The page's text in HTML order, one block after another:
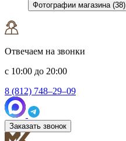
Фотографии магазина (38)
Отвечаем на звонки
с 10:00 до 20:00
8 (812) 748–29–09
Заказать звонок